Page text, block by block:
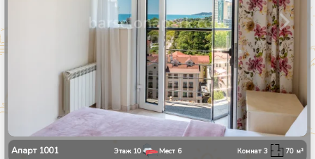
Апарт 1001 Этаж 10 Мест 6 Комнат3 70 м²